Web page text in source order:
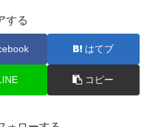
する
はてブ
コピー